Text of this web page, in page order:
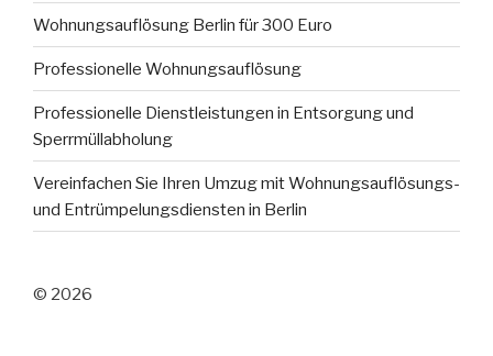
Wohnungsauflösung Berlin für 300 Euro
Professionelle Wohnungsauflösung
Professionelle Dienstleistungen in Entsorgung und
Sperrmüllabholung
Vereinfachen Sie Ihren Umzug mit Wohnungsauflösungs-
und Entrümpelungsdiensten in Berlin
© 2026